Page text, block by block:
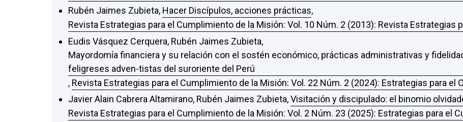
Rubén Jaimes Zubieta, Hacer Discípulos, acciones prácticas,
Revista Estrategias para el Cumplimiento de la Misión: Vol. 10 Núm. 2 (2013): Revista Estrategias
Eudis Vásquez Cerquera, Rubén Jaimes Zubieta,
Mayordomía financiera y su relación con el sostén económico, prácticas administrativas y
feligreses adven-tistas del suroriente del Perú
, Revista Estrategias para el Cumplimiento de la Misión: Vol. 22 Núm. 2 (2024): Estrategias para el
Javier Alain Cabrera Altamirano, Rubén Jaimes Zubieta,Visitación y discipulado: el binomio
Revista Estrategias para el Cumplimiento de la Misión: Vol. 2 Núm. 23 (2025): Estrategias para el